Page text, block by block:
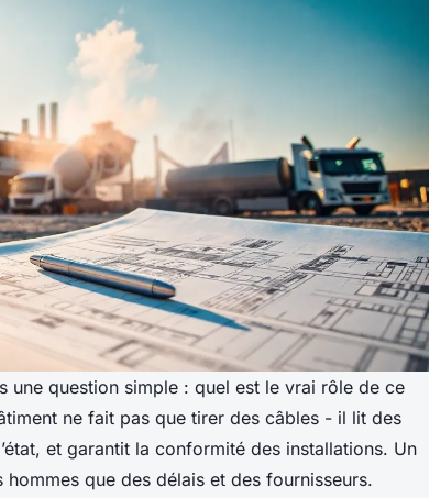
une question simple : quel est le vrai rôle de ce
ne fait pas que tirer des câbles - il lit des
et garantit la conformité des installations. Un
que des délais et des fournisseurs.